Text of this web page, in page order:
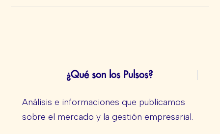
¿Qué son los Pulsos?
Análisis e informaciones que publicamos
sobre el mercado y la gestión empresarial.